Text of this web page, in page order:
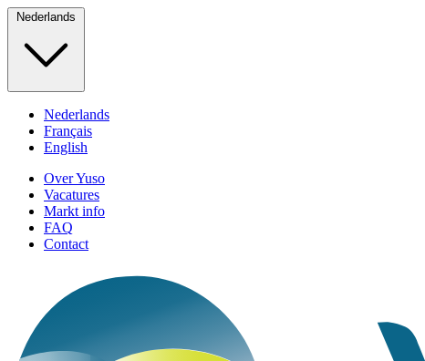
Nederlands
Nederlands
Français
English
Over Yuso
Vacatures
Markt info
FAQ
Contact